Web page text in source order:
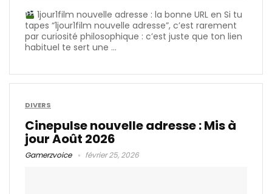
1jour1film nouvelle adresse : la bonne URL en Si tu
tapes “1jour1film nouvelle adresse”, c’est rarement
par curiosité philosophique : c’est juste que ton lien
habituel te sert une ...
DIVERS
Cinepulse nouvelle adresse : Mis à
jour Août 2026
Gamerzvoice février 25, 2026